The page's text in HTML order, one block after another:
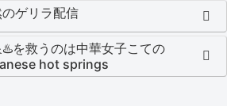
ゲリラ配信
♨️を救うのは中華女子こての
hot springs